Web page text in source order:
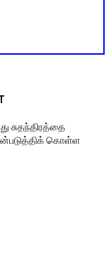
சுதந்திரத்தை
கொள்ள